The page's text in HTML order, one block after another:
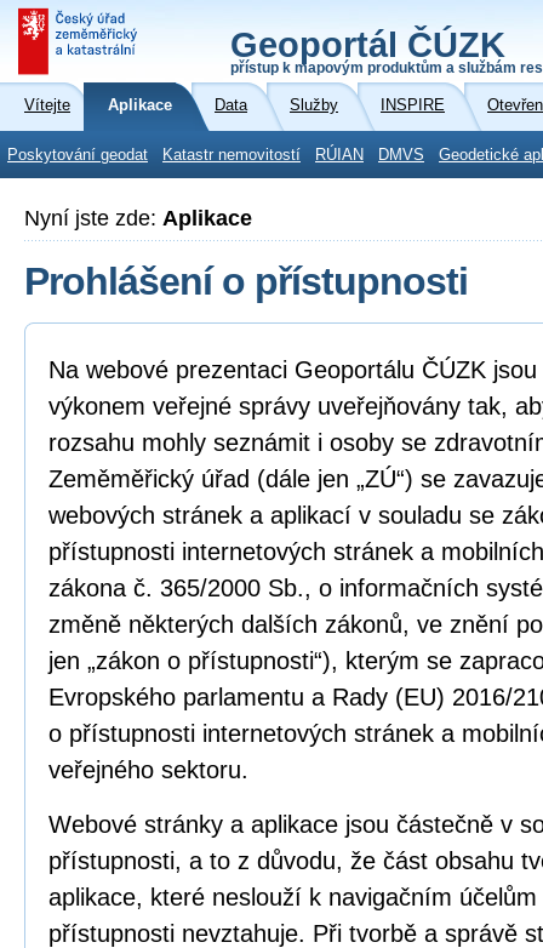
Geoportál ČÚZK
přístup k mapovým produktům a službám
Vítejte Aplikace Data Služby INSPIRE
Poskytování geodat Katastr nemovitostí RÚIAN DMVS Geodetické
Nyní jste zde: Aplikace
Prohlášení o přístupnosti
Na webové prezentaci Geoportálu ČÚZK
výkonem veřejné správy uveřejňovány tak,
rozsahu mohly seznámit i osoby se
Zeměměřický úřad (dále jen „ZÚ“) se
webových stránek a aplikací v souladu se
přístupnosti internetových stránek a
zákona č. 365/2000 Sb., o informačních
změně některých dalších zákonů, ve znění
jen „zákon o přístupnosti“), kterým se
Evropského parlamentu a Rady (EU) 2016/
o přístupnosti internetových stránek a
veřejného sektoru.
Webové stránky a aplikace jsou částečně v
přístupnosti, a to z důvodu, že část obsahu
aplikace, které neslouží k navigačním
přístupnosti nevztahuje. Při tvorbě a správě